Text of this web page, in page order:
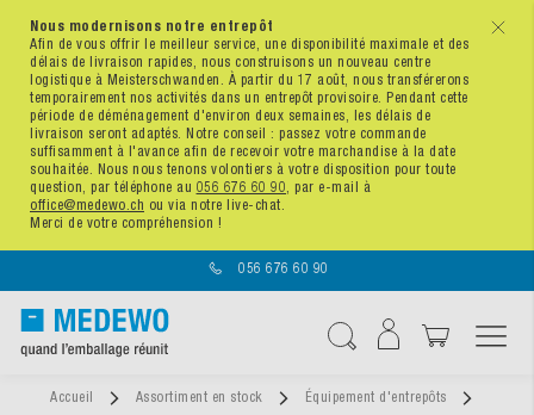
x
Nous modernisons notre entrepôt
Afin de vous offrir le meilleur service, une disponibilité maximale et des
délais de livraison rapides, nous construisons un nouveau centre
logistique à Meisterschwanden. À partir du 17 août, nous transférerons
temporairement nos activités dans un entrepôt provisoire. Pendant cette
période de déménagement d'environ deux semaines, les délais de
livraison seront adaptés. Notre conseil : passez votre commande
suffisamment à l'avance afin de recevoir votre marchandise à la date
souhaitée. Nous nous tenons volontiers à votre disposition pour toute
question, par téléphone au 056 676 60 90, par e-mail à
office@medewo.ch ou via notre live-chat.
Merci de votre compréhension !
056 676 60 90
Accueil Assortiment en stock
Équipement d'entrepôts